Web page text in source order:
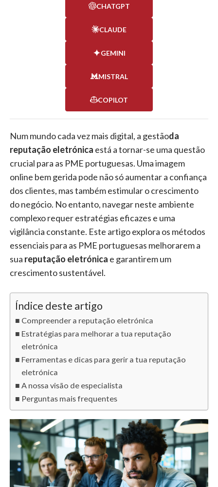
CHATGPT
CLAUDE
GEMINI
MISTRAL
COPILOT
Num mundo cada vez mais digital, a gestãoda
reputação eletrónica está a tornar-se uma questão
crucial para as PME portuguesas. Uma imagem
online bem gerida pode não só aumentar a confiança
dos clientes, mas também estimular o crescimento
do negócio. No entanto, navegar neste ambiente
complexo requer estratégias eficazes e uma
vigilância constante. Este artigo explora os métodos
essenciais para as PME portuguesas melhorarem a
sua reputação eletrónica e garantirem um
crescimento sustentável.
Índice deste artigo
Compreender a reputação eletrónica
Estratégias para melhorar a tua reputação
eletrónica
Ferramentas e dicas para gerir a tua reputação
eletrónica
A nossa visão de especialista
Perguntas mais frequentes